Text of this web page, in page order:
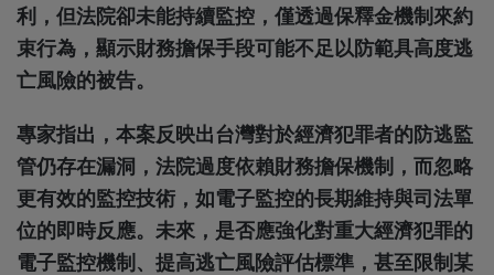
利，但法院卻未能持續監控，僅透過保釋金機制來約
束行為，顯示財務擔保手段可能不足以防範具高度逃
亡風險的被告。
專家指出，本案反映出台灣對於經濟犯罪者的防逃監
管仍存在漏洞，法院過度依賴財務擔保機制，而忽略
更有效的監控技術，如電子監控的長期維持與司法單
位的即時反應。未來，是否應強化對重大經濟犯罪的
電子監控機制、提高逃亡風險評估標準，甚至限制某